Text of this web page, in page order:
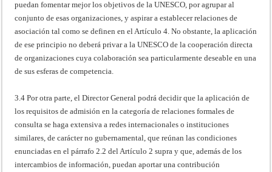
puedan fomentar mejor los objetivos de la UNESCO, por agrupar al
conjunto de esas organizaciones, y aspirar a establecer relaciones de
asociación tal como se definen en el Artículo 4. No obstante, la aplicación
de ese principio no deberá privar a la UNESCO de la cooperación directa
de organizaciones cuya colaboración sea particularmente deseable en una
de sus esferas de competencia.
3.4 Por otra parte, el Director General podrá decidir que la aplicación de
los requisitos de admisión en la categoría de relaciones formales de
consulta se haga extensiva a redes internacionales o instituciones
similares, de carácter no gubernamental, que reúnan las condiciones
enunciadas en el párrafo 2.2 del Artículo 2 supra y que, además de los
intercambios de información, puedan aportar una contribución